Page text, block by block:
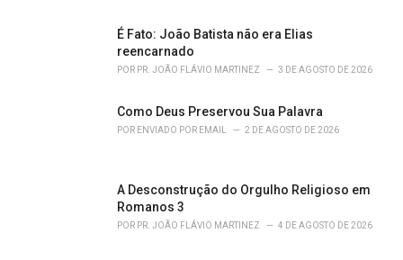
É Fato: João Batista não era Elias
reencarnado
POR PR. JOÃO FLÁVIO MARTINEZ 3 DE AGOSTO DE 2026
Como Deus Preservou Sua Palavra
POR ENVIADO POR EMAIL 2 DE AGOSTO DE 2026
A Desconstrução do Orgulho Religioso em
Romanos 3
POR PR. JOÃO FLÁVIO MARTINEZ 4 DE AGOSTO DE 2026